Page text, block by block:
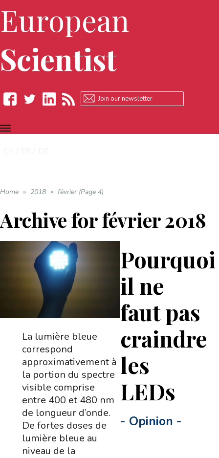
European
Scientist
Facebook
TOGGLE
NAVIGATION
Home » 2018 » février (Page 4)
Archive forfévrier 2018
Pourquoi
il ne
faut pas
craindre
les
LEDs
- Opinion -
La lumière bleue
correspond
approximativement à
la portion du spectre
visible comprise
entre 400 et 480 nm
de longueur d’onde.
De fortes doses de
lumière bleue au
niveau de la